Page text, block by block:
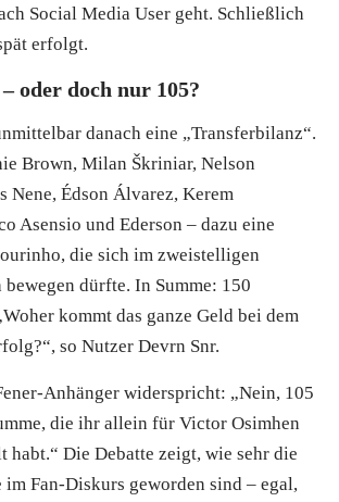
Social Media User geht. Schließlich
erfolgt.
oder doch nur 105?
danach eine „Transferbilanz“.
Brown, Milan Škriniar, Nelson
Nene, Édson Álvarez, Kerem
Asensio und Ederson – dazu eine
die sich im zweistelligen
dürfte. In Summe: 150
kommt das ganze Geld bei dem
so Nutzer Devrn Snr.
Anhänger widerspricht: „Nein, 105
die ihr allein für Victor Osimhen
habt.“ Die Debatte zeigt, wie sehr die
Fan-Diskurs geworden sind – egal,